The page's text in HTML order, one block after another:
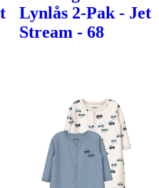
Lynlås 2-Pak - Jet
Stream - 68